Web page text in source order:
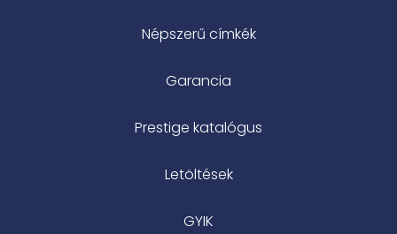
Népszerű címkék
Garancia
Prestige katalógus
Letöltések
GYIK